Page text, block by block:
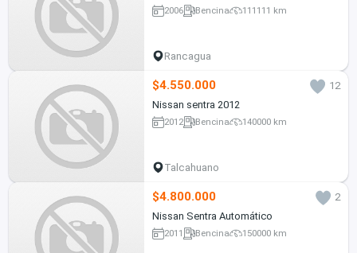
2006 Bencina 111111 km
Rancagua
$4.550.000
12
Nissan sentra 2012
2012 Bencina 140000 km
Talcahuano
$4.800.000
2
Nissan Sentra Automático
2011 Bencina 150000 km